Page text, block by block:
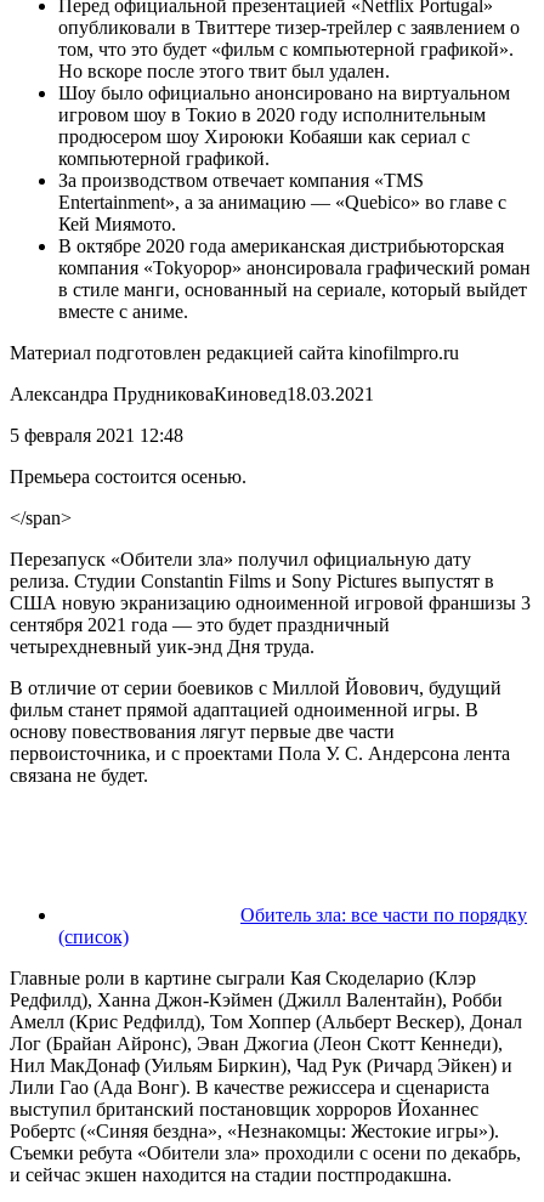
Перед официальной презентацией «Netflix Portugal»
опубликовали в Твиттере тизер-трейлер с заявлением о
том, что это будет «фильм с компьютерной графикой».
Но вскоре после этого твит был удален.
Шоу было официально анонсировано на виртуальном
игровом шоу в Токио в 2020 году исполнительным
продюсером шоу Хироюки Кобаяши как сериал с
компьютерной графикой.
За производством отвечает компания «TMS
Entertainment», а за анимацию — «Quebico» во главе с
Кей Миямото.
В октябре 2020 года американская дистрибьюторская
компания «Tokyopop» анонсировала графический роман
в стиле манги, основанный на сериале, который выйдет
вместе с аниме.
Материал подготовлен редакцией сайта kinofilmpro.ru
Александра ПрудниковаКиновед18.03.2021
5 февраля 2021 12:48
Премьера состоится осенью.
</span>
Перезапуск «Обители зла» получил официальную дату
релиза. Студии Constantin Films и Sony Pictures выпустят в
США новую экранизацию одноименной игровой франшизы 3
сентября 2021 года — это будет праздничный
четырехдневный уик-энд Дня труда.
В отличие от серии боевиков с Миллой Йовович, будущий
фильм станет прямой адаптацией одноименной игры. В
основу повествования лягут первые две части
первоисточника, и с проектами Пола У. С. Андерсона лента
связана не будет.
Обитель зла: все части по порядку
(список)
Главные роли в картине сыграли Кая Скоделарио (Клэр
Редфилд), Ханна Джон-Кэймен (Джилл Валентайн), Робби
Амелл (Крис Редфилд), Том Хоппер (Альберт Вескер), Донал
Лог (Брайан Айронс), Эван Джогиа (Леон Скотт Кеннеди),
Нил МакДонаф (Уильям Биркин), Чад Рук (Ричард Эйкен) и
Лили Гао (Ада Вонг). В качестве режиссера и сценариста
выступил британский постановщик хорроров Йоханнес
Робертс («Синяя бездна», «Незнакомцы: Жестокие игры»).
Съемки ребута «Обители зла» проходили с осени по декабрь,
и сейчас экшен находится на стадии постпродакшна.